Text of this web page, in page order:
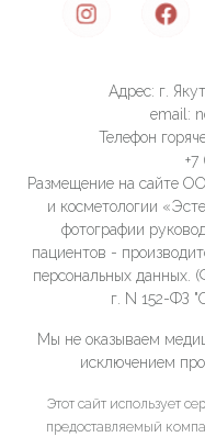
Адрес: г.
email:
Телефон
+7
Размещение на сайте
и косметологии
фотографии
пациентов -
персональных данных.
г. N 152-ФЗ
Мы не оказываем
исключением
Этот сайт использует
предоставляемый